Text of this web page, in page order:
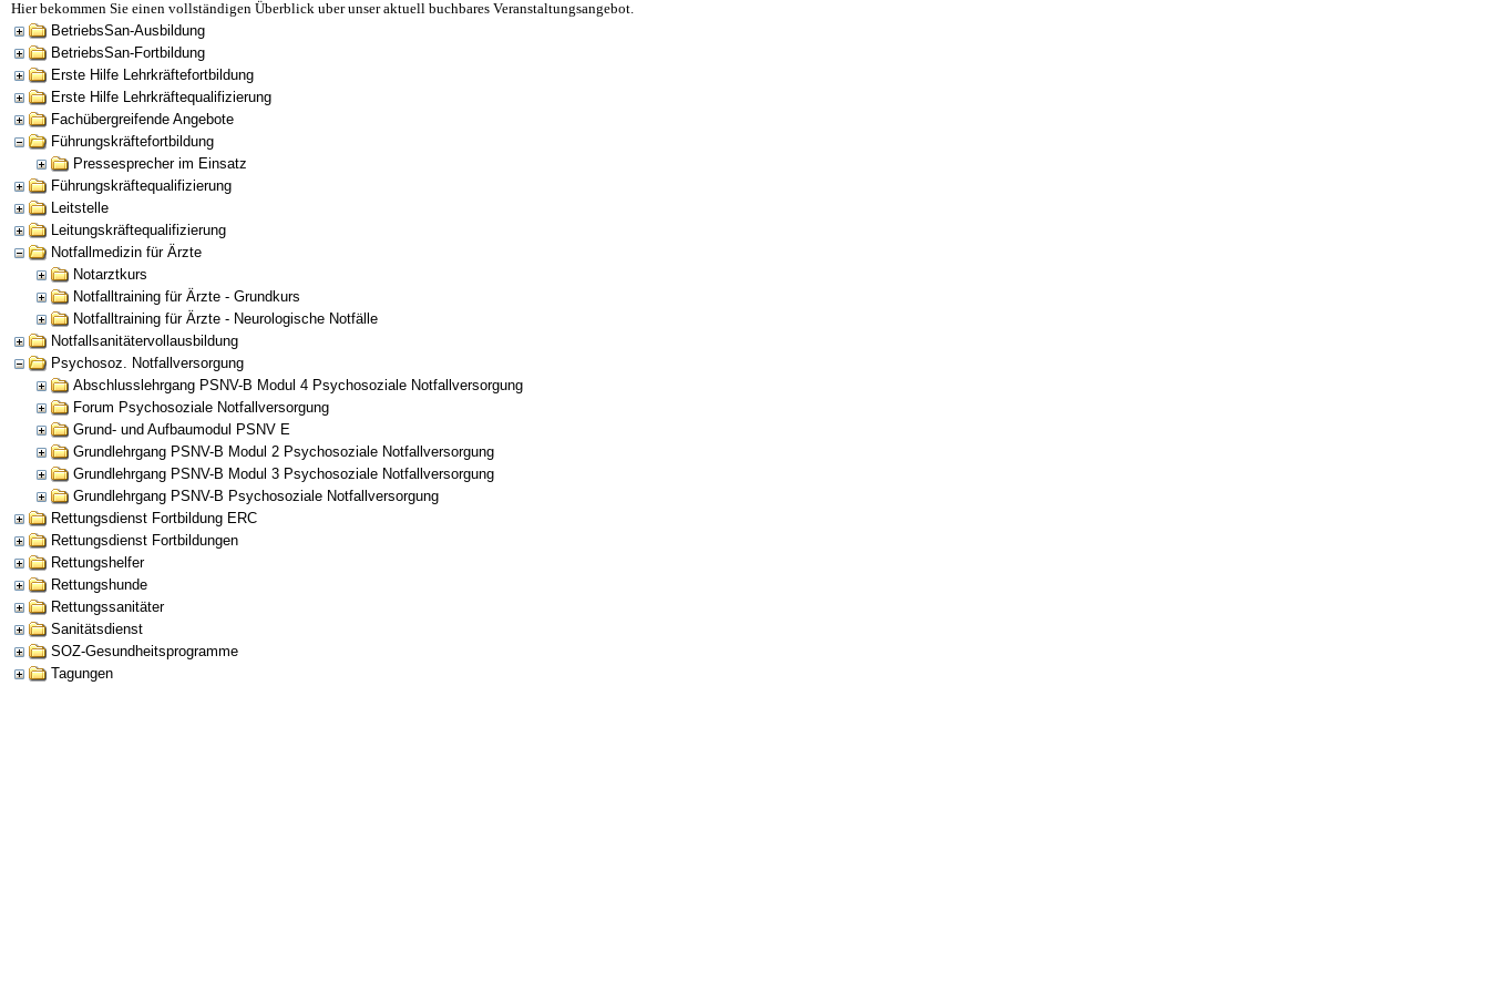
Hier bekommen Sie einen vollständigen Überblick uber unser aktuell buchbares Veranstaltungsangebot.
BetriebsSan-Ausbildung
BetriebsSan-Fortbildung
Erste Hilfe Lehrkräftefortbildung
Erste Hilfe Lehrkräftequalifizierung
Fachübergreifende Angebote
Führungskräftefortbildung
Pressesprecher im Einsatz
Führungskräftequalifizierung
Leitstelle
Leitungskräftequalifizierung
Notfallmedizin für Ärzte
Notarztkurs
Notfalltraining für Ärzte - Grundkurs
Notfalltraining für Ärzte - Neurologische Notfälle
Notfallsanitätervollausbildung
Psychosoz. Notfallversorgung
Abschlusslehrgang PSNV-B Modul 4 Psychosoziale Notfallversorgung
Forum Psychosoziale Notfallversorgung
Grund- und Aufbaumodul PSNV E
Grundlehrgang PSNV-B Modul 2 Psychosoziale Notfallversorgung
Grundlehrgang PSNV-B Modul 3 Psychosoziale Notfallversorgung
Grundlehrgang PSNV-B Psychosoziale Notfallversorgung
Rettungsdienst Fortbildung ERC
Rettungsdienst Fortbildungen
Rettungshelfer
Rettungshunde
Rettungssanitäter
Sanitätsdienst
SOZ-Gesundheitsprogramme
Tagungen